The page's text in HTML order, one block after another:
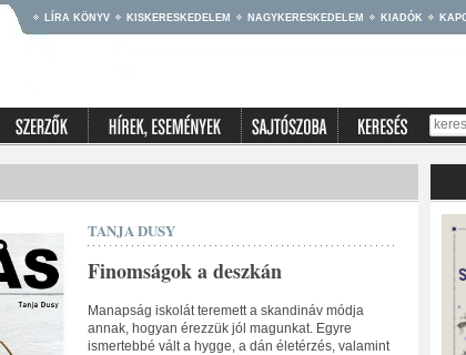
LÍRA KÖNYV KISKERESKEDELEM NAGYKERESKEDELEM KIADÓK
TANJA DUSY
Finomságok a deszkán
Manapság iskolát teremett a skandináv módja
annak, hogyan érezzük jól magunkat. Egyre
ismertebbé vált a hygge, a dán életérzés, valamint